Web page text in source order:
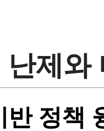
난제
반 정책